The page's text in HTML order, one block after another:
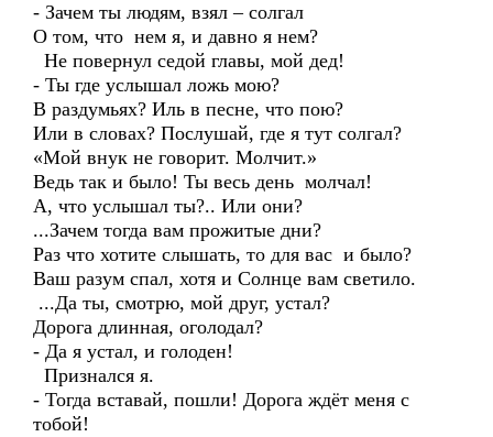
- Зачем ты людям, взял – солгал
О том, что нем я, и давно я нем?
Не повернул седой главы, мой дед!
- Ты где услышал ложь мою?
В раздумьях? Иль в песне, что пою?
Или в словах? Послушай, где я тут солгал?
«Мой внук не говорит. Молчит.»
Ведь так и было! Ты весь день молчал!
А, что услышал ты?.. Или они?
...Зачем тогда вам прожитые дни?
Раз что хотите слышать, то для вас и было?
Ваш разум спал, хотя и Солнце вам светило.
...Да ты, смотрю, мой друг, устал?
Дорога длинная, оголодал?
- Да я устал, и голоден!
Признался я.
- Тогда вставай, пошли! Дорога ждёт меня с
тобой!